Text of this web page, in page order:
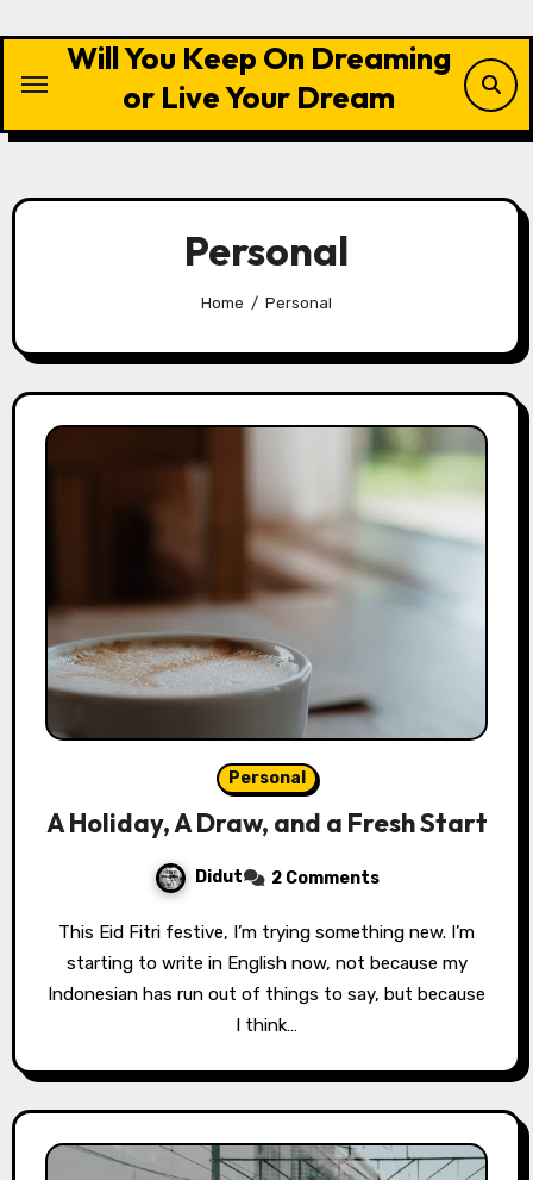
content
Will You Keep On Dreaming
or Live Your Dream
Personal
Home Personal
Personal
A Holiday, A Draw, and a Fresh Start
Didut 2 Comments
This Eid Fitri festive, I’m trying something new. I’m
starting to write in English now, not because my
Indonesian has run out of things to say, but because
I think…